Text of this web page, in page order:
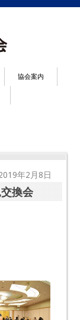
協会案内
年2月8日
換会